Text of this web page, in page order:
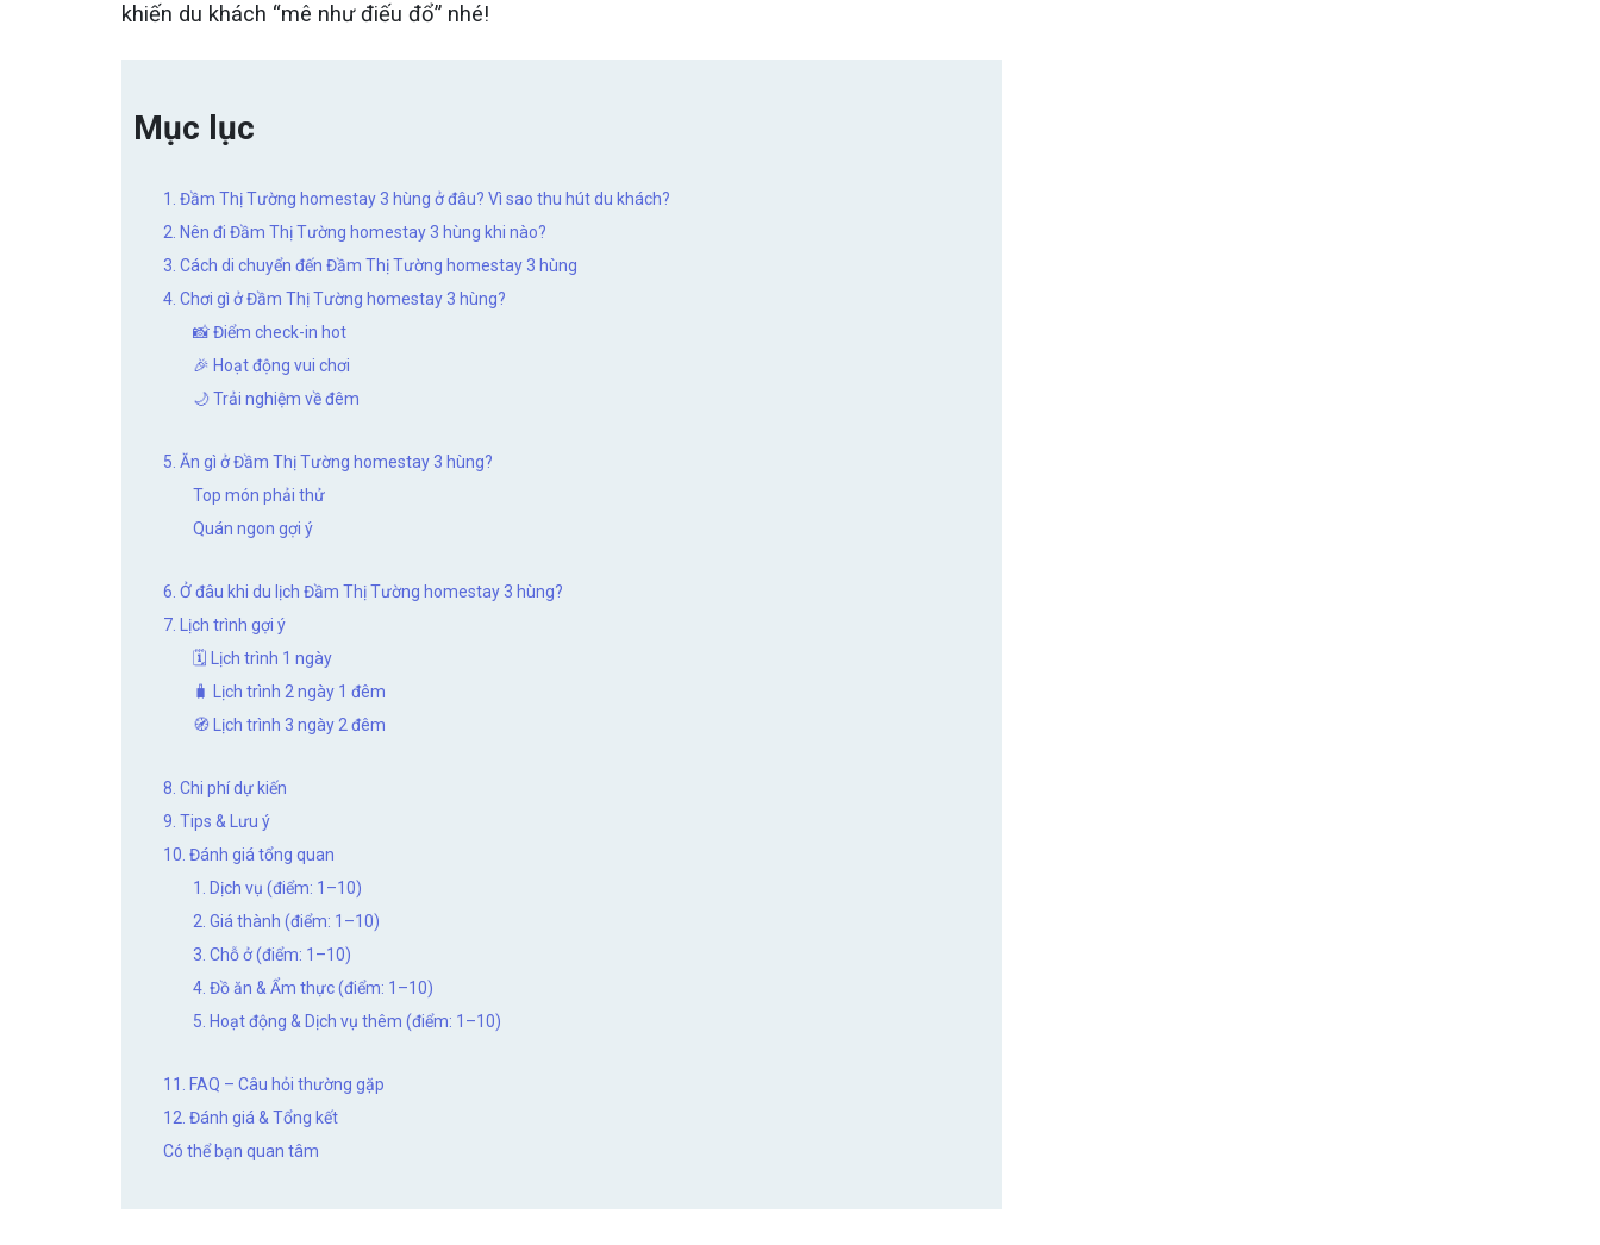
khiến du khách “mê như điếu đổ” nhé!
Mục lục
1. Đầm Thị Tường homestay 3 hùng ở đâu? Vì sao thu hút du khách?
2. Nên đi Đầm Thị Tường homestay 3 hùng khi nào?
3. Cách di chuyển đến Đầm Thị Tường homestay 3 hùng
4. Chơi gì ở Đầm Thị Tường homestay 3 hùng?
📸 Điểm check-in hot
🎉 Hoạt động vui chơi
🌙 Trải nghiệm về đêm
5. Ăn gì ở Đầm Thị Tường homestay 3 hùng?
Top món phải thử
Quán ngon gợi ý
6. Ở đâu khi du lịch Đầm Thị Tường homestay 3 hùng?
7. Lịch trình gợi ý
🗓 Lịch trình 1 ngày
🧳 Lịch trình 2 ngày 1 đêm
🧭 Lịch trình 3 ngày 2 đêm
8. Chi phí dự kiến
9. Tips & Lưu ý
10. Đánh giá tổng quan
1. Dịch vụ (điểm: 1–10)
2. Giá thành (điểm: 1–10)
3. Chỗ ở (điểm: 1–10)
4. Đồ ăn & Ẩm thực (điểm: 1–10)
5. Hoạt động & Dịch vụ thêm (điểm: 1–10)
11. FAQ – Câu hỏi thường gặp
12. Đánh giá & Tổng kết
Có thể bạn quan tâm